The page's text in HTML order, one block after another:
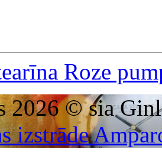
Roze
2026 © sia
izstrāde